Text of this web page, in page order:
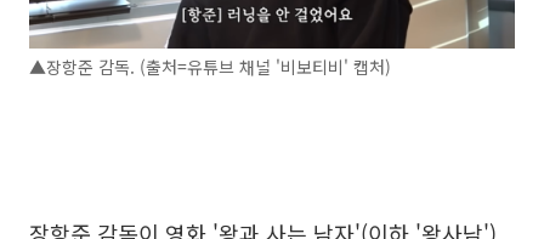
▲장항준 감독. (출처=유튜브 채널 '비보티비' 캡처)
장항준 감독이 영화 '왕과 사는 남자'(이하 '왕사남')